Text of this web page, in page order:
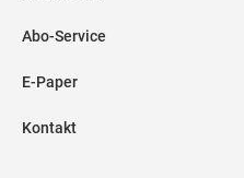
Abo-Service
E-Paper
Kontakt